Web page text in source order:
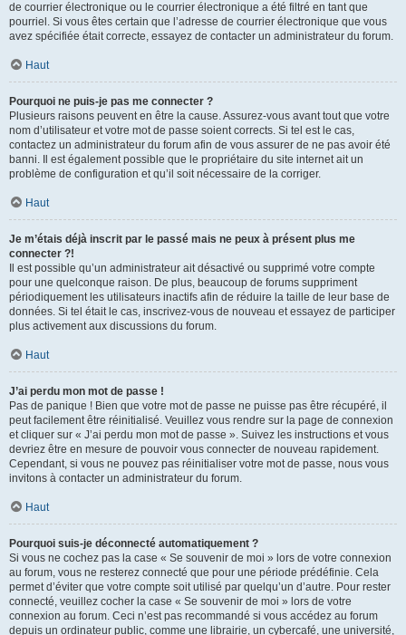
de courrier électronique ou le courrier électronique a été filtré en tant que
pourriel. Si vous êtes certain que l’adresse de courrier électronique que vous
avez spécifiée était correcte, essayez de contacter un administrateur du forum.
Haut
Pourquoi ne puis-je pas me connecter ?
Plusieurs raisons peuvent en être la cause. Assurez-vous avant tout que votre
nom d’utilisateur et votre mot de passe soient corrects. Si tel est le cas,
contactez un administrateur du forum afin de vous assurer de ne pas avoir été
banni. Il est également possible que le propriétaire du site internet ait un
problème de configuration et qu’il soit nécessaire de la corriger.
Haut
Je m’étais déjà inscrit par le passé mais ne peux à présent plus me
connecter ?!
Il est possible qu’un administrateur ait désactivé ou supprimé votre compte
pour une quelconque raison. De plus, beaucoup de forums suppriment
périodiquement les utilisateurs inactifs afin de réduire la taille de leur base de
données. Si tel était le cas, inscrivez-vous de nouveau et essayez de participer
plus activement aux discussions du forum.
Haut
J’ai perdu mon mot de passe !
Pas de panique ! Bien que votre mot de passe ne puisse pas être récupéré, il
peut facilement être réinitialisé. Veuillez vous rendre sur la page de connexion
et cliquer sur « J’ai perdu mon mot de passe ». Suivez les instructions et vous
devriez être en mesure de pouvoir vous connecter de nouveau rapidement.
Cependant, si vous ne pouvez pas réinitialiser votre mot de passe, nous vous
invitons à contacter un administrateur du forum.
Haut
Pourquoi suis-je déconnecté automatiquement ?
Si vous ne cochez pas la case « Se souvenir de moi » lors de votre connexion
au forum, vous ne resterez connecté que pour une période prédéfinie. Cela
permet d’éviter que votre compte soit utilisé par quelqu’un d’autre. Pour rester
connecté, veuillez cocher la case « Se souvenir de moi » lors de votre
connexion au forum. Ceci n’est pas recommandé si vous accédez au forum
depuis un ordinateur public, comme une librairie, un cybercafé, une université,